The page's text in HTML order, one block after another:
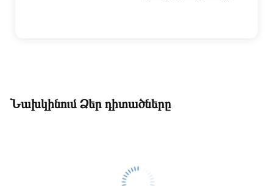
Նախկինում Ձեր դիտածները